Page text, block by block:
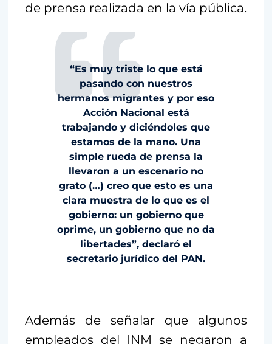
de prensa realizada en la vía pública.
“Es muy triste lo que está
pasando con nuestros
hermanos migrantes y por eso
Acción Nacional está
trabajando y diciéndoles que
estamos de la mano. Una
simple rueda de prensa la
llevaron a un escenario no
grato (…) creo que esto es una
clara muestra de lo que es el
gobierno: un gobierno que
oprime, un gobierno que no da
libertades”, declaró el
secretario jurídico del PAN.
Además de señalar que algunos
empleados del INM se negaron a